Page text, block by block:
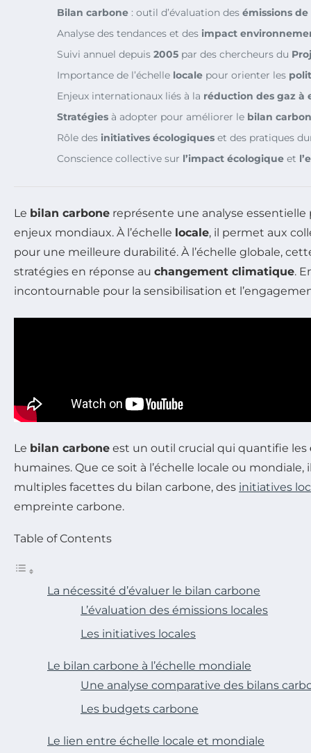
Bilan carbone : outil d’évaluation des émissions de
Analyse des tendances et des impact
Suivi annuel depuis 2005 par des chercheurs du
Importance de l’échelle locale pour orienter les
Enjeux internationaux liés à la réduction des gaz à
Stratégies à adopter pour améliorer le bilan
Rôle des initiatives écologiques et des pratiques
Conscience collective sur l’impact écologique et
Le bilan carbone représente une analyse essentielle
enjeux mondiaux. À l’échelle locale, il permet aux
pour une meilleure durabilité. À l’échelle globale,
stratégies en réponse au changement climatique.
incontournable pour la sensibilisation et
Le bilan carbone est un outil crucial qui quantifie les
humaines. Que ce soit à l’échelle locale ou
multiples facettes du bilan carbone, des initiatives
empreinte carbone.
Table of Contents
La nécessité d’évaluer le bilan carbone
L’évaluation des émissions locales
Les initiatives locales
Le bilan carbone à l’échelle mondiale
Une analyse comparative des bilans
Les budgets carbone
Le lien entre échelle locale et mondiale